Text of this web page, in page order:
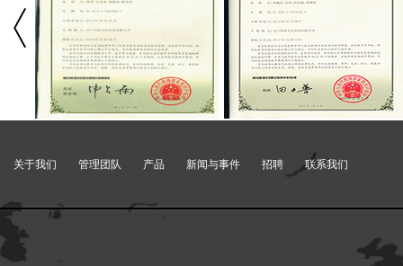
关于我们 管理团队 产品 新闻与事件 招聘 联系我们